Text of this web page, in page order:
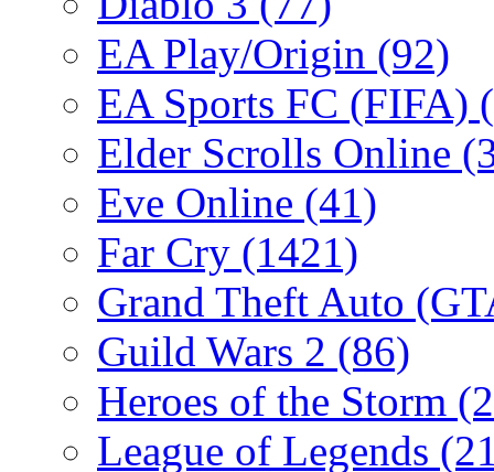
EA Play/Origin (92)
EA Sports FC (FIFA)
Elder Scrolls Online
Eve Online (41)
Far Cry (1421)
Grand Theft Auto
Guild Wars 2 (86)
Heroes of the Storm
League of Legends